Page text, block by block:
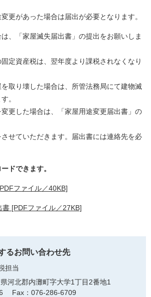
更があった場合は届出が必要となります。
、「家屋滅失届出書」の提出をお願いしま
定資産税は、翌年度より課税されなくなり
取り壊した場合は、所管法務局にて建物滅
。
更した場合は、「家屋用途変更届出書」の
せていただきます。届出書には連絡先を必
ドできます。
ファイル／40KB]
[PDFファイル／27KB]
るお問い合わせ先
担当
河北郡内灘町字大学1丁目2番地1
Fax：076-286-6709